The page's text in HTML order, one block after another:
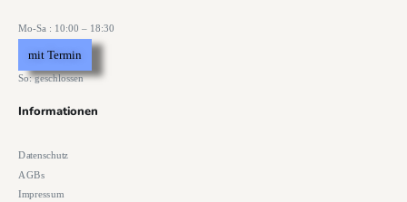
Mo-Sa : 10:00 – 18:30
mit Termin
So: geschlossen
Informationen
Datenschutz
AGBs
Impressum